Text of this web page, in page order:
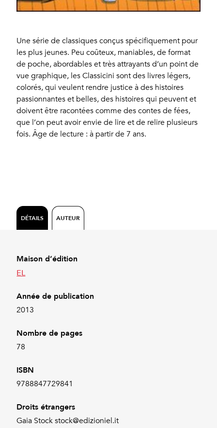
Une série de classiques conçus spécifiquement pour
les plus jeunes. Peu coûteux, maniables, de format
de poche, abordables et très attrayants d’un point de
vue graphique, les Classicini sont des livres légers,
colorés, qui veulent rendre justice à des histoires
passionnantes et belles, des histoires qui peuvent et
doivent être racontées comme des contes de fées,
que l’on peut avoir envie de lire et de relire plusieurs
fois. Âge de lecture : à partir de 7 ans.
DÉTAILS AUTEUR
Maison d’édition
EL
Année de publication
2013
Nombre de pages
78
ISBN
9788847729841
Droits étrangers
Gaia Stock stock@edizioniel.it